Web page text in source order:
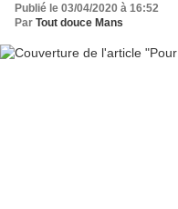
Publié le 03/04/2020 à 16:52
Par Tout douce Mans